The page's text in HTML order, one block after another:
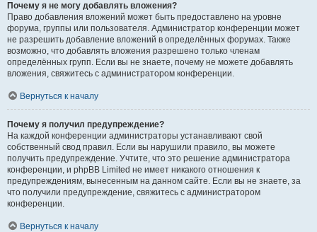
Почему я не могу добавлять вложения?
Право добавления вложений может быть предоставлено на уровне
форума, группы или пользователя. Администратор конференции может
не разрешить добавление вложений в определённых форумах. Также
возможно, что добавлять вложения разрешено только членам
определённых групп. Если вы не знаете, почему не можете добавлять
вложения, свяжитесь с администратором конференции.
Вернуться к началу
Почему я получил предупреждение?
На каждой конференции администраторы устанавливают свой
собственный свод правил. Если вы нарушили правило, вы можете
получить предупреждение. Учтите, что это решение администратора
конференции, и phpBB Limited не имеет никакого отношения к
предупреждениям, вынесенным на данном сайте. Если вы не знаете, за
что получили предупреждение, свяжитесь с администратором
конференции.
Вернуться к началу